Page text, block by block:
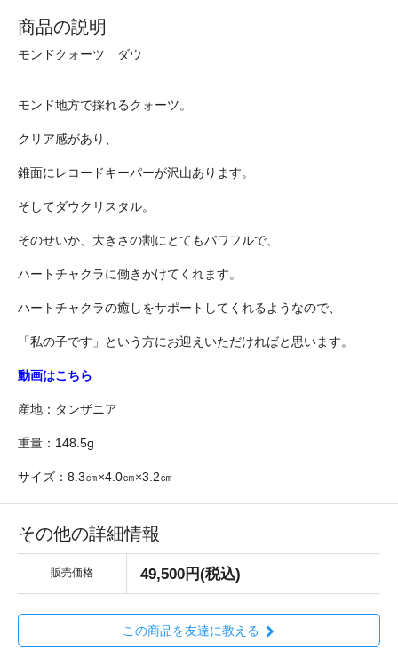
商品の説明
モンドクォーツ ダウ
モンド地方で採れるクォーツ。
クリア感があり、
錐面にレコードキーパーが沢山あります。
そしてダウクリスタル。
そのせいか、大きさの割にとてもパワフルで、
ハートチャクラに働きかけてくれます。
ハートチャクラの癒しをサポートしてくれるようなので、
「私の子です」という方にお迎えいただければと思います。
動画はこちら
産地：タンザニア
重量：148.5g
サイズ：8.3㎝×4.0㎝×3.2㎝
その他の詳細情報
販売価格 49,500円(税込)
この商品を友達に教える